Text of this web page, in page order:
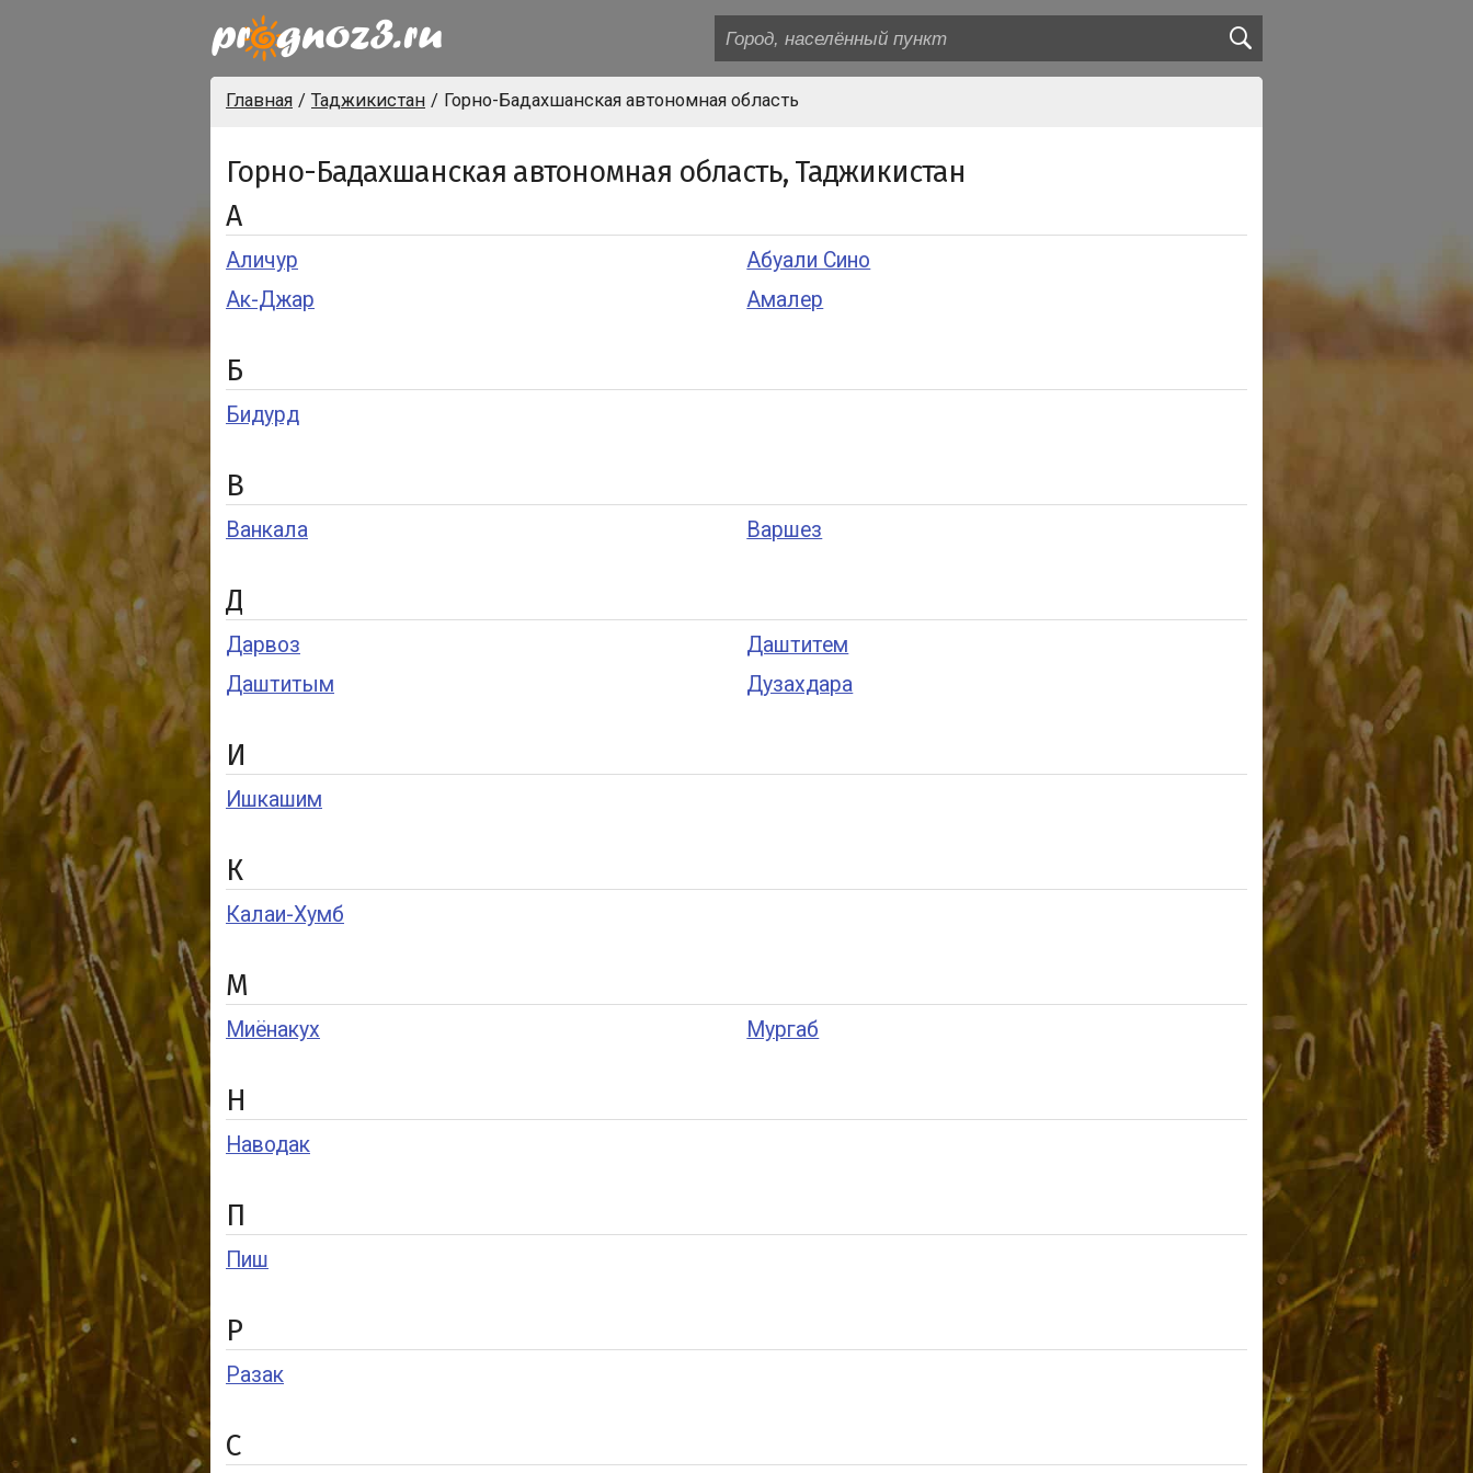
Главная Таджикистан Горно-Бадахшанская автономная область
Горно-Бадахшанская автономная область, Таджикистан
А
Аличур
Абуали Сино
Ак-Джар
Амалер
Б
Бидурд
В
Ванкала Варшез
Д
Дарвоз
Даштитем
Даштитым
Дузахдара
И
Ишкашим
К
Калаи-Хумб
М
Миёнакух Мургаб
Н
Наводак
П
Пиш
Р
Разак
С